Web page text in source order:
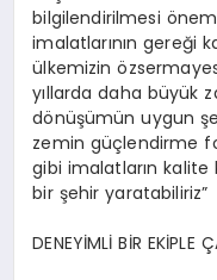
bilgilendirilmesi
imalatlarının gereği
ülkemizin
yıllarda daha büyük
dönüşümün uygun
zemin güçlendirme
gibi imalatların kalite
bir şehir yaratabiliriz”
DENEYİMLİ BİR EKİPLE